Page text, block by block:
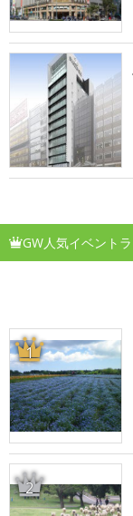
GW人気イベント
1
2